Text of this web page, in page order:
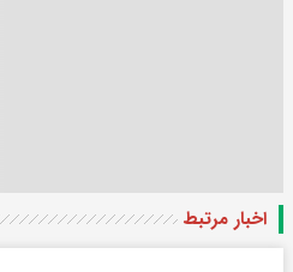
اخبار مرتبط